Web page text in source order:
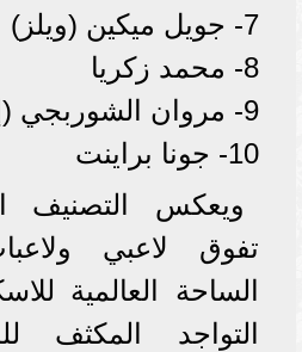
7- جويل ميكين (ويلز)
8- محمد زكريا
9- مروان الشوربجي (إنجلترا)
10- جونا براينت
ويعكس التصنيف
تفوق لاعبي
الساحة العالمية
التواجد المكثف